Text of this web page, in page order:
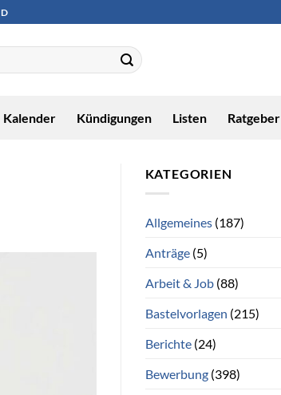
Kalender Kündigungen Listen Ratgeber
KATEGORIEN
Allgemeines(187)
Anträge(5)
Arbeit & Job(88)
Bastelvorlagen (215)
Berichte(24)
Bewerbung(398)